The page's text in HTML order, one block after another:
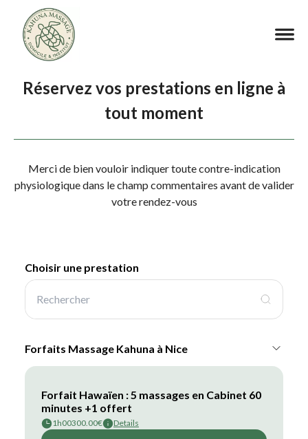
Réservez vos prestations en ligne à
tout moment
Merci de bien vouloir indiquer toute contre-indication
physiologique dans le champ commentaires avant de valider
votre rendez-vous